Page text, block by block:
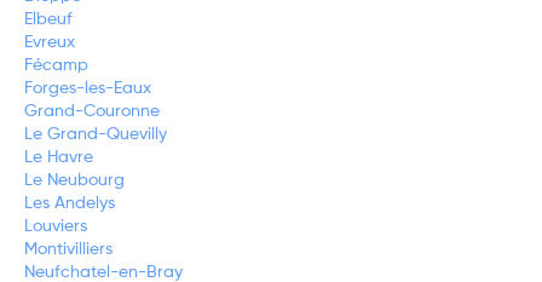
Elbeuf
Evreux
Fécamp
Forges-les-Eaux
Grand-Couronne
Le Grand-Quevilly
Le Havre
Le Neubourg
Les Andelys
Louviers
Montivilliers
Neufchatel-en-Bray